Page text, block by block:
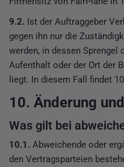
9.2. Ist der Auftraggeber
gegen ihn nur die
werden, in dessen Sprengel
Aufenthalt oder der Ort der
liegt. In diesem Fall findet
10. Änderung
Was gilt bei
10.1. Abweichende oder
den Vertragsparteien